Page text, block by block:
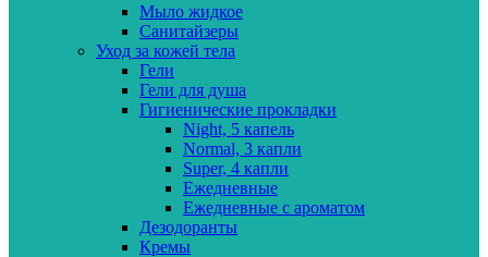
Мыло жидкое
Санитайзеры
Уход за кожей тела
Гели
Гели для душа
Гигиенические прокладки
Night, 5 капель
Normal, 3 капли
Super, 4 капли
Ежедневные
Ежедневные с ароматом
Дезодоранты
Кремы